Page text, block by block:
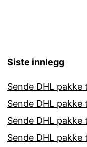
Siste innlegg
Sende DHL pakke
Sende DHL pakke
Sende DHL pakke
Sende DHL pakke